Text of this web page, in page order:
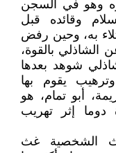
2014. وقد زاره وهو في السجن
وقائده قبل
وطلب الاختلاء به، وحين رفض
الشاذلي بالقوة،
شوهد بعدها
يقوم بها
أبو تمام، هو
دوما إثر تهريب
الشخصية غث